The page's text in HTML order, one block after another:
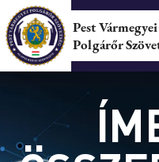
Pest Vármegyei
Polgárőr